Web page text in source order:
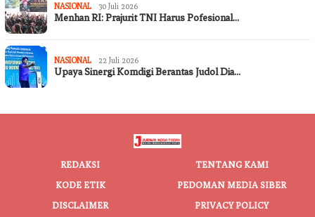
NASIONAL 30 Juli 2026
Menhan RI: Prajurit TNI Harus Pofesional…
NASIONAL 22 Juli 2026
Upaya Sinergi Komdigi Berantas Judol Dia…
REDAKSI
TENTANG KAMI
KODE ETIK
PEDOMAN MEDIA SIBER
DISCLAIMER
PRIVACY POLICY